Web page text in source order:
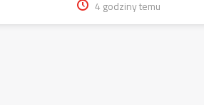
4 godziny temu